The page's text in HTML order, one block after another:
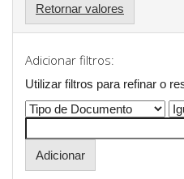
Retornar valores
Adicionar filtros:
Utilizar filtros para refinar o